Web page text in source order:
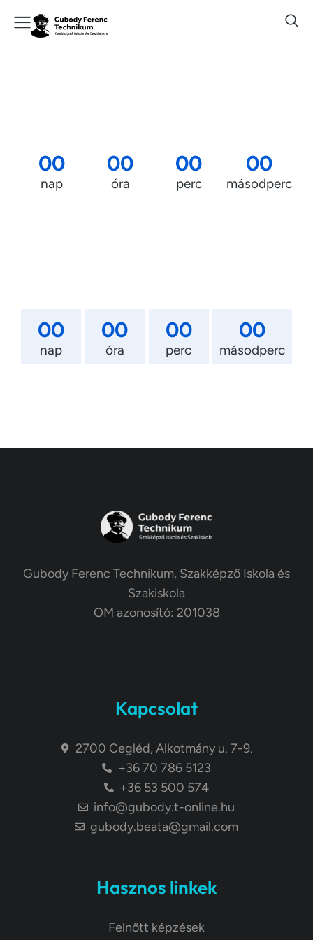
00
nap
00
óra
00
perc
00
másodperc
00
nap
00
óra
00
perc
00
másodperc
Gubody Ferenc Technikum, Szakképző Iskola és
Szakiskola
OM azonosító: 201038
Kapcsolat
2700 Cegléd, Alkotmány u. 7-9.
+36 70 786 5123
+36 53 500 574
info@gubody.t-online.hu
gubody.beata@gmail.com
Hasznos linkek
Felnőtt képzések